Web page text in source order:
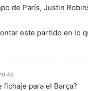
de París, Justin
este partido en lo
fichaje para el Barça?